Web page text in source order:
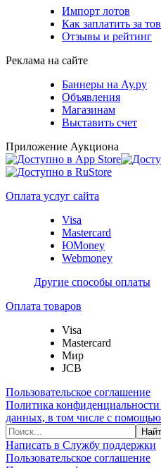
Импорт лотов
Как заплатить за
Отзывы и рейтинг
Реклама на сайте
Баннеры на Ау.ру
Объявления
Магазинам
Выставить счет
Приложение Аукциона
Оплата услуг сайта
Visa
Mastercard
ЮMoney
Webmoney
Другие способы оплаты
Оплата товаров
Visa
Mastercard
Мир
JCB
Пользовательское соглашение
Политика
данных, в том числе с
Написать в Службу поддержки
Пользовательское соглашение